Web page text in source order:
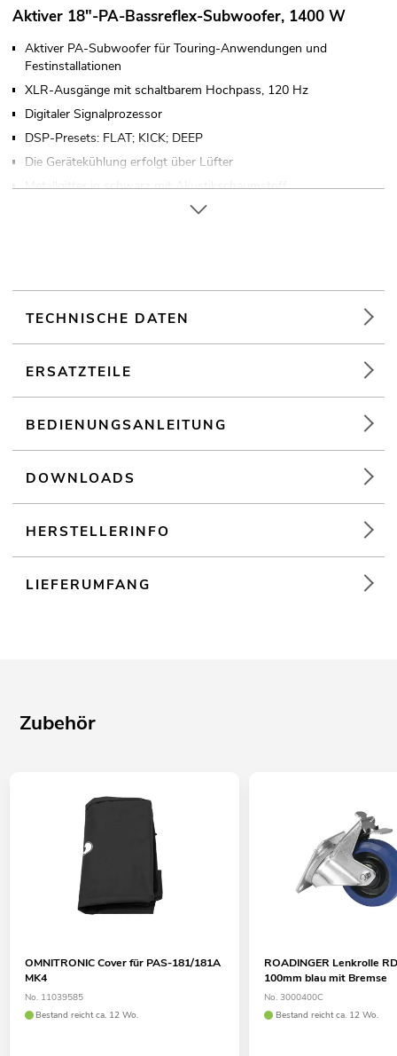
Aktiver 18"-PA-Bassreflex-Subwoofer, 1400 W
Aktiver PA-Subwoofer für Touring-Anwendungen und
Festinstallationen
XLR-Ausgänge mit schaltbarem Hochpass, 120 Hz
Digitaler Signalprozessor
DSP-Presets: FLAT; KICK; DEEP
Die Gerätekühlung erfolgt über Lüfter
Metallgitter in schwarz mit Akustikschaumstoff
TECHNISCHE DATEN
ERSATZTEILE
BEDIENUNGSANLEITUNG
DOWNLOADS
HERSTELLERINFO
LIEFERUMFANG
Zubehör
OMNITRONIC Cover für PAS-181/181A
MK4
No. 11039585
Bestand reicht ca. 12 Wo.
ROADINGER Lenkrolle
100mm blau mit Bremse
No. 3000400C
Bestand reicht ca. 12 Wo.